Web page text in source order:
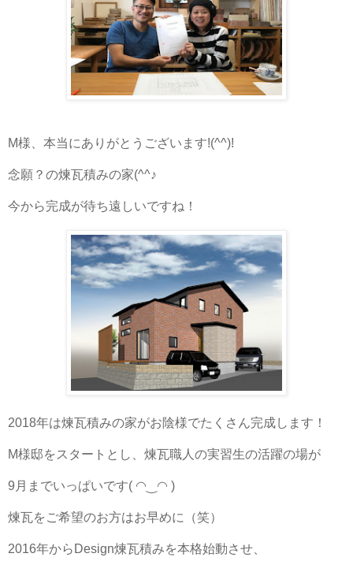
M様、本当にありがとうございます!(^^)!
念願？の煉瓦積みの家(^^♪
今から完成が待ち遠しいですね！
2018年は煉瓦積みの家がお陰様でたくさん完成します！
M様邸をスタートとし、煉瓦職人の実習生の活躍の場が
9月までいっぱいです( ◠‿◠ )
煉瓦をご希望のお方はお早めに（笑）
2016年からDesign煉瓦積みを本格始動させ、